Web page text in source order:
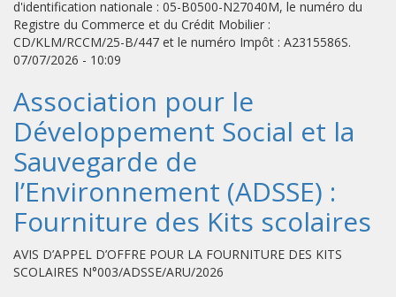
d'identification nationale : 05-B0500-N27040M, le numéro du
Registre du Commerce et du Crédit Mobilier :
CD/KLM/RCCM/25-B/447 et le numéro Impôt : A2315586S.
07/07/2026 - 10:09
Association pour le
Développement Social et la
Sauvegarde de
l’Environnement (ADSSE) :
Fourniture des Kits scolaires
AVIS D’APPEL D’OFFRE POUR LA FOURNITURE DES KITS
SCOLAIRES N°003/ADSSE/ARU/2026